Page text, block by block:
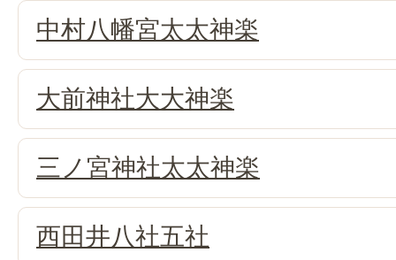
中村八幡宮太太神楽
大前神社大大神楽
三ノ宮神社太太神楽
西田井八社五社